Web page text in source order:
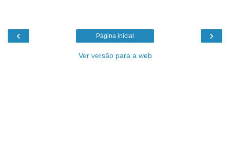
‹ ›
Página inicial
Ver versão para a web